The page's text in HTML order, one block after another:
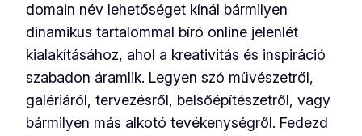
domain név lehetőséget kínál bármilyen
dinamikus tartalommal bíró online jelenlét
kialakításához, ahol a kreativitás és inspiráció
szabadon áramlik. Legyen szó művészetről,
galériáról, tervezésről, belsőépítészetről, vagy
bármilyen más alkotó tevékenységről. Fedezd